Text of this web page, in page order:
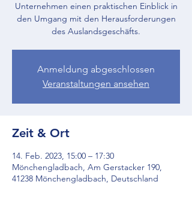
Unternehmen einen praktischen Einblick in
den Umgang mit den Herausforderungen
des Auslandsgeschäfts.
Anmeldung abgeschlossen
Veranstaltungen ansehen
Zeit & Ort
14. Feb. 2023, 15:00 – 17:30
Mönchengladbach, Am Gerstacker 190,
41238 Mönchengladbach, Deutschland